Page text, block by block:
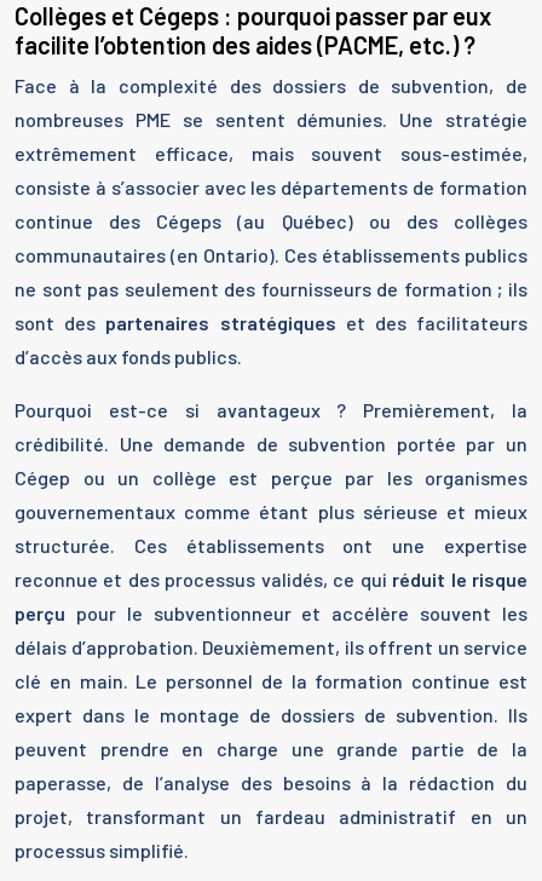
Collèges et Cégeps : pourquoi passer par eux
facilite l’obtention des aides (PACME, etc.) ?
Face à la complexité des dossiers de subvention, de
nombreuses PME se sentent démunies. Une stratégie
extrêmement efficace, mais souvent sous-estimée,
consiste à s’associer avec les départements de formation
continue des Cégeps (au Québec) ou des collèges
communautaires (en Ontario). Ces établissements publics
ne sont pas seulement des fournisseurs de formation ; ils
sont des partenaires stratégiques et des facilitateurs
d’accès aux fonds publics.
Pourquoi est-ce si avantageux ? Premièrement, la
crédibilité. Une demande de subvention portée par un
Cégep ou un collège est perçue par les organismes
gouvernementaux comme étant plus sérieuse et mieux
structurée. Ces établissements ont une expertise
reconnue et des processus validés, ce qui réduit le risque
perçu pour le subventionneur et accélère souvent les
délais d’approbation. Deuxièmement, ils offrent un service
clé en main. Le personnel de la formation continue est
expert dans le montage de dossiers de subvention. Ils
peuvent prendre en charge une grande partie de la
paperasse, de l’analyse des besoins à la rédaction du
projet, transformant un fardeau administratif en un
processus simplifié.